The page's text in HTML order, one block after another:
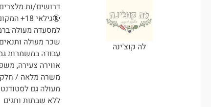
לה קוצ'ינה
דרושים/ות
🔞גילאי 18+ המקום מגיש אלכוהול 🔞
למסעדה מעולה
שכר מעולה
עבודה במשמרות
אווירה צעירה,
משרה מלאה /
מעולה גם
ללא שבתות וחגים